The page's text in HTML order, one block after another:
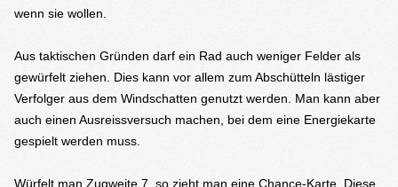
wenn sie wollen.
Aus taktischen Gründen darf ein Rad auch weniger Felder als
gewürfelt ziehen. Dies kann vor allem zum Abschütteln lästiger
Verfolger aus dem Windschatten genutzt werden. Man kann aber
auch einen Ausreissversuch machen, bei dem eine Energiekarte
gespielt werden muss.
Würfelt man Zugweite 7, so zieht man eine Chance-Karte. Diese